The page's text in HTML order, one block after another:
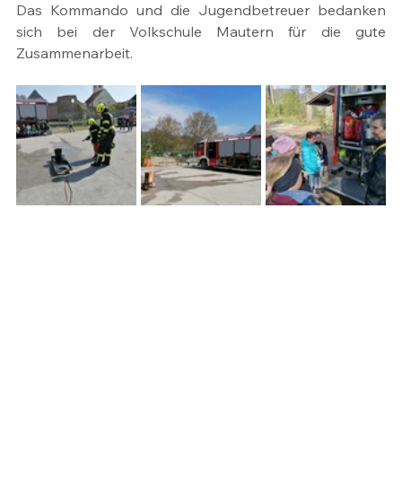
Das Kommando und die Jugendbetreuer bedanken
sich bei der Volkschule Mautern für die gute
Zusammenarbeit.